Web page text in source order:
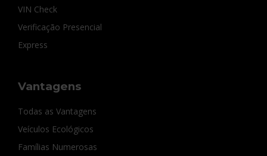
VIN Check
Verificação Presencial
Express
Vantagens
Todas as Vantagens
Veículos Ecológicos
Famílias Numerosas